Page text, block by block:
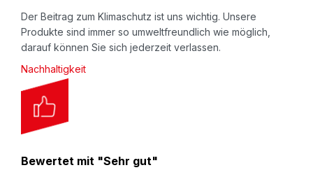
Der Beitrag zum Klimaschutz ist uns wichtig. Unsere
Produkte sind immer so umweltfreundlich wie möglich,
darauf können Sie sich jederzeit verlassen.
Nachhaltigkeit
Bewertet mit "Sehr gut"